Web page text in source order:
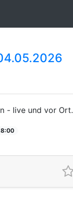
- live und vor Ort.